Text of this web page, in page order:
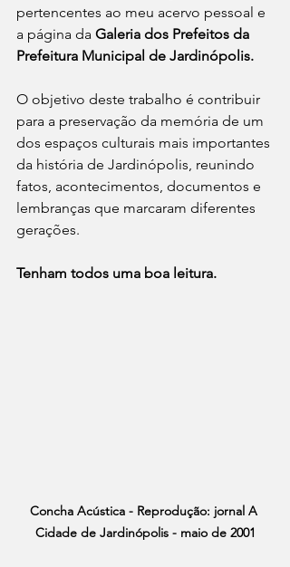
pertencentes ao meu acervo pessoal e
a página da Galeria dos Prefeitos da
Prefeitura Municipal de Jardinópolis.
O objetivo deste trabalho é contribuir
para a preservação da memória de um
dos espaços culturais mais importantes
da história de Jardinópolis, reunindo
fatos, acontecimentos, documentos e
lembranças que marcaram diferentes
gerações.
Tenham todos uma boa leitura.
Concha Acústica - Reprodução: jornal A
Cidade de Jardinópolis - maio de 2001